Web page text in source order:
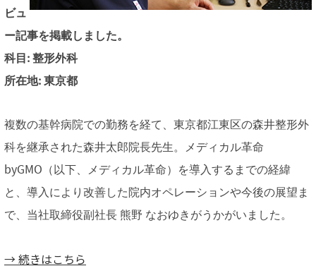
ビュ
ー記事を掲載しました。
科目: 整形外科
所在地: 東京都
複数の基幹病院での勤務を経て、東京都江東区の森井整形外
科を継承された森井太郎院長先生。メディカル革命
byGMO（以下、メディカル革命）を導入するまでの経緯
と、導入により改善した院内オペレーションや今後の展望ま
で、当社取締役副社長 熊野 なおゆきがうかがいました。
→ 続きはこちら